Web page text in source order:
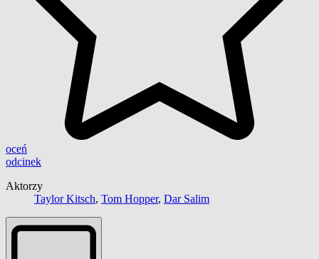
oceń
odcinek
Aktorzy
Taylor Kitsch, Tom Hopper, Dar Salim